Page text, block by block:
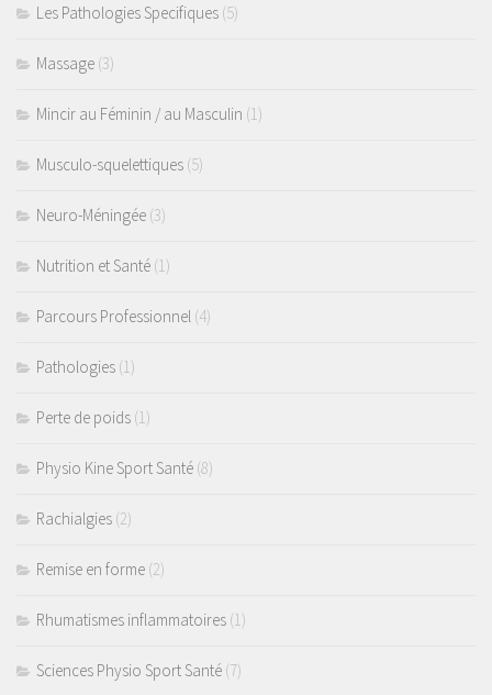
Les Pathologies Specifiques (5)
Massage (3)
Mincir au Féminin / au Masculin (1)
Musculo-squelettiques (5)
Neuro-Méningée (3)
Nutrition et Santé (1)
Parcours Professionnel (4)
Pathologies (1)
Perte de poids (1)
Physio Kine Sport Santé (8)
Rachialgies (2)
Remise en forme (2)
Rhumatismes inflammatoires (1)
Sciences Physio Sport Santé (7)